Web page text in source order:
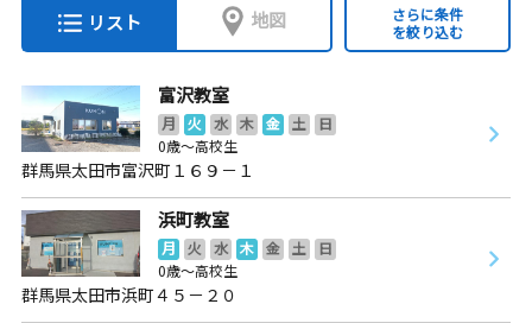
リスト 地図
さらに条件
を絞り込む
富沢教室
月 火 水 木 金 土
日
0歳～高校生
群馬県太田市富沢町１６９－１
浜町教室
月 火 水 木 金 土
日
0歳～高校生
群馬県太田市浜町４５－２０